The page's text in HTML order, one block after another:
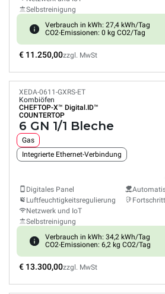
Selbstreinigung
Verbrauch in kWh: 27,4 kWh/Tag
CO2-Emissionen: 0 kg CO2/Tag
€ 11.250,00zzgl. MwSt
XEDA-0611-GXRS-ET
Kombiöfen
CHEFTOP-X™ Digital.ID™
COUNTERTOP
6 GN 1/1 Bleche
Gas
Integrierte Ethernet-Verbindung
Digitales Panel
Luftfeuchtigkeitsregulierung
Netzwerk und IoT
Selbstreinigung
Verbrauch in kWh: 34,2 kWh/Tag
CO2-Emissionen: 6,2 kg CO2/Tag
€ 13.300,00zzgl. MwSt